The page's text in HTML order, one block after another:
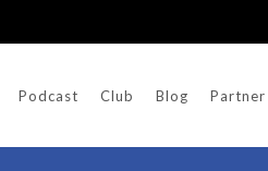
Podcast Club Blog Partner